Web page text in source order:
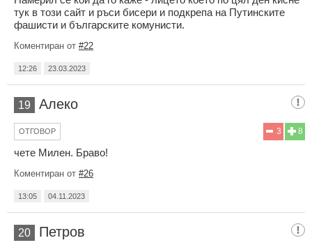
тук в този сайт и ръси бисери и подкрепа на Путинските
фашисти и българските комунисти.
Коментиран от #22
12:26 23.03.2023
19 Алеко
8
3
ОТГОВОР
чете Милен. Браво!
Коментиран от #26
13:05 04.11.2023
20 Петров